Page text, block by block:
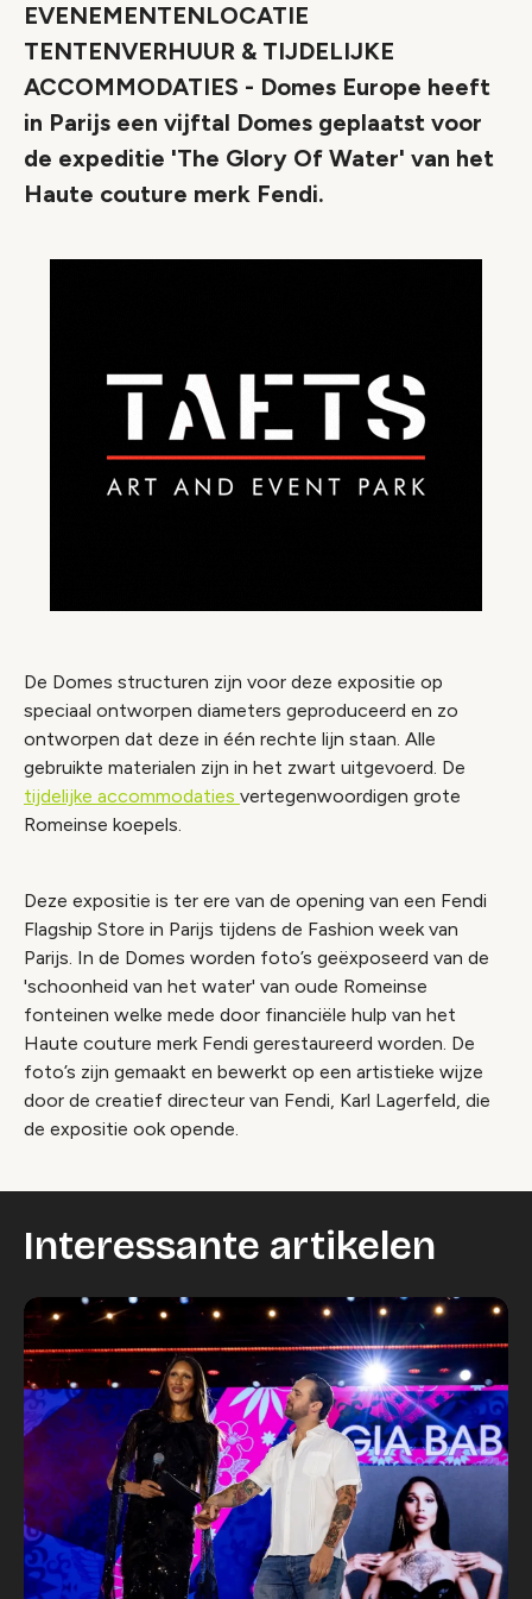
EVENEMENTENLOCATIE
TENTENVERHUUR & TIJDELIJKE
ACCOMMODATIES - Domes Europe heeft
in Parijs een vijftal Domes geplaatst voor
de expeditie 'The Glory Of Water' van het
Haute couture merk Fendi.
De Domes structuren zijn voor deze expositie op
speciaal ontworpen diameters geproduceerd en zo
ontworpen dat deze in één rechte lijn staan. Alle
gebruikte materialen zijn in het zwart uitgevoerd. De
tijdelijke accommodaties vertegenwoordigen grote
Romeinse koepels.
Deze expositie is ter ere van de opening van een Fendi
Flagship Store in Parijs tijdens de Fashion week van
Parijs. In de Domes worden foto’s geëxposeerd van de
'schoonheid van het water' van oude Romeinse
fonteinen welke mede door financiële hulp van het
Haute couture merk Fendi gerestaureerd worden. De
foto’s zijn gemaakt en bewerkt op een artistieke wijze
door de creatief directeur van Fendi, Karl Lagerfeld, die
de expositie ook opende.
Interessante artikelen